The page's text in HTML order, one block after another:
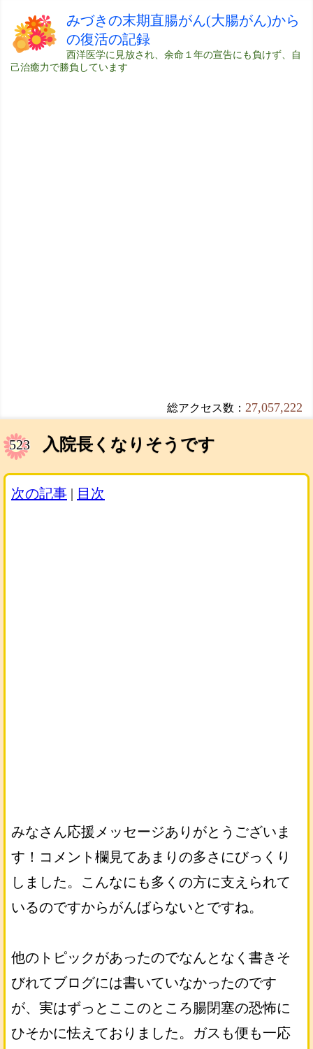
みづきの末期直腸がん(大腸がん)から
の復活の記録
西洋医学に見放され、余命１年の宣告にも負けず、自
己治癒力で勝負しています
総アクセス数： 27,057,222
523 入院長くなりそうです
次の記事 | 目次
みなさん応援メッセージありがとうございま
す！コメント欄見てあまりの多さにびっくり
しました。こんなにも多くの方に支えられて
いるのですからがんばらないとですね。
他のトピックがあったのでなんとなく書きそ
びれてブログには書いていなかったのです
が、実はずっとここのところ腸閉塞の恐怖に
ひそかに怯えておりました。ガスも便も一応